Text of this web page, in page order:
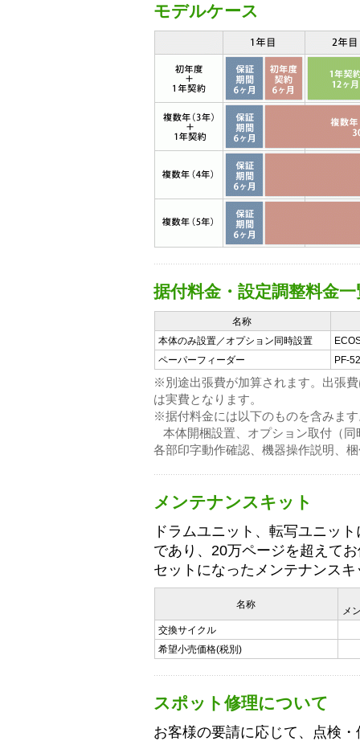
モデルケース
据付料金・設定調整料金一
名称
本体のみ設置／オプション同時設置
ペーパーフィーダー
PF-
※別途出張費が加算されます。出張
は実費となります。
※据付料金には以下のものを含みま
本体開梱設置、オプション取付（
各部印字動作確認、機器操作説明、
メンテナンスキット
ドラムユニット、転写ユニッ
であり、20万ページを超えて
セットになったメンテナンス
名称
メ
交換サイクル
希望小売価格(税別)
スポット修理について
お客様の要請に応じて、点検